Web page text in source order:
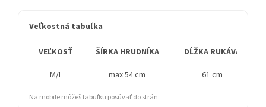
Veľkostná tabuľka
VEĽKOSŤ ŠÍRKA HRUDNÍKA DĹŽKA RUKÁVA
M/L
max 54 cm 61 cm
Na mobile môžeš tabuľku posúvať do strán.